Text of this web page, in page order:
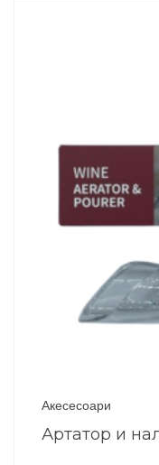
Акесесоари
Артатор и